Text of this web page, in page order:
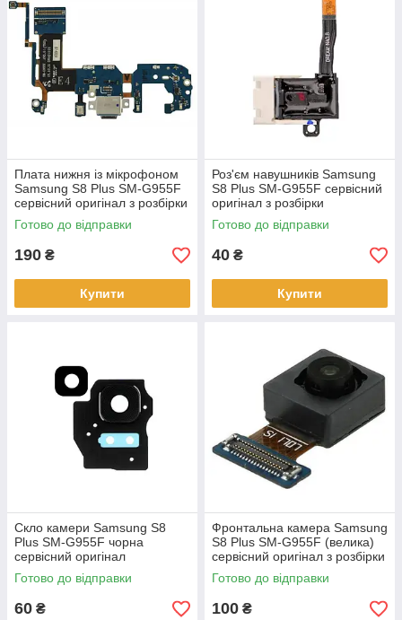
Плата нижня із мікрофоном
Samsung S8 Plus SM-G955F
сервісний оригінал з розбірки
Готово до відправки
190 ₴
Купити
Роз'єм навушників Samsung
S8 Plus SM-G955F сервісний
оригінал з розбірки
Готово до відправки
40 ₴
Купити
Скло камери Samsung S8
Plus SM-G955F чорна
сервісний оригінал
Готово до відправки
60 ₴
Фронтальна камера Samsung
S8 Plus SM-G955F (велика)
сервісний оригінал з розбірки
Готово до відправки
100 ₴